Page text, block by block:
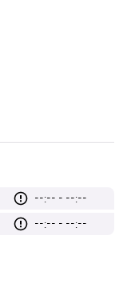
--:-- - --:--
--:-- - --:--